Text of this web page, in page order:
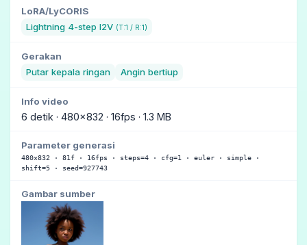
LoRA/LyCORIS
Lightning 4-step I2V (T:1 / R:1)
Gerakan
Putar kepala ringan
Angin bertiup
Info video
6 detik · 480×832 · 16fps · 1.3 MB
Parameter generasi
480×832 · 81f · 16fps · steps=4 · cfg=1 · euler · simple ·
shift=5 · seed=927743
Gambar sumber